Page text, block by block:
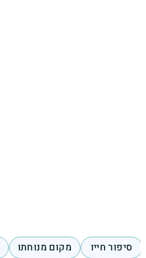
סיפור חייו מקום מנוחתו